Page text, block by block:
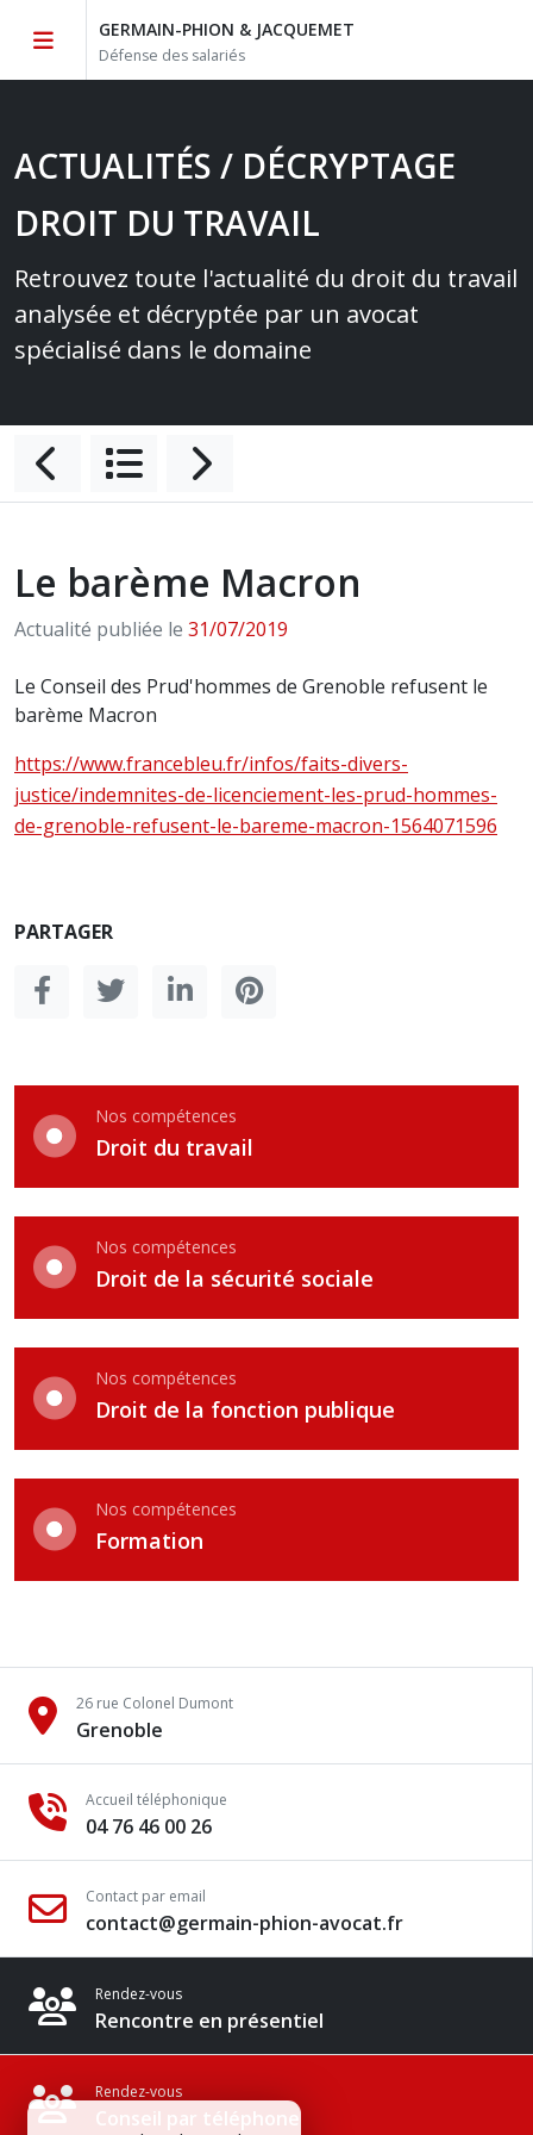
GERMAIN-PHION & JACQUEMET
Défense des salariés
ACTUALITÉS / DÉCRYPTAGE
DROIT DU TRAVAIL
Retrouvez toute l'actualité du droit du travail
analysée et décryptée par un avocat
spécialisé dans le domaine
Le barème Macron
Actualité publiée le 31/07/2019
Le Conseil des Prud'hommes de Grenoble refusent le
barème Macron
https://www.francebleu.fr/infos/faits-divers-
justice/indemnites-de-licenciement-les-prud-hommes-
de-grenoble-refusent-le-bareme-macron-1564071596
PARTAGER
Nos compétences
Droit du travail
Nos compétences
Droit de la sécurité sociale
Nos compétences
Droit de la fonction publique
Nos compétences
Formation
26 rue Colonel Dumont
Grenoble
Accueil téléphonique
04 76 46 00 26
Contact par email
contact@germain-phion-avocat.fr
Rendez-vous
Rencontre en présentiel
Rendez-vous
Conseil par téléphone